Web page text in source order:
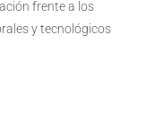
frente a los
y tecnológicos